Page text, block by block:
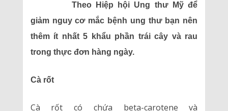
Theo Hiệp hội Ung thư Mỹ để
giảm nguy cơ mắc bệnh ung thư bạn nên
thêm ít nhất 5 khẩu phần trái cây và rau
trong thực đơn hàng ngày.
Cà rốt
Cà rốt có chứa beta-carotene và